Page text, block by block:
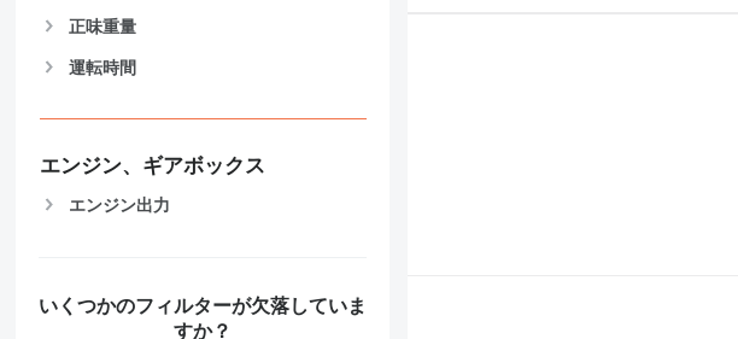
正味重量
運転時間
エンジン、ギアボックス
エンジン出力
いくつかのフィルターが欠落していま
すか？